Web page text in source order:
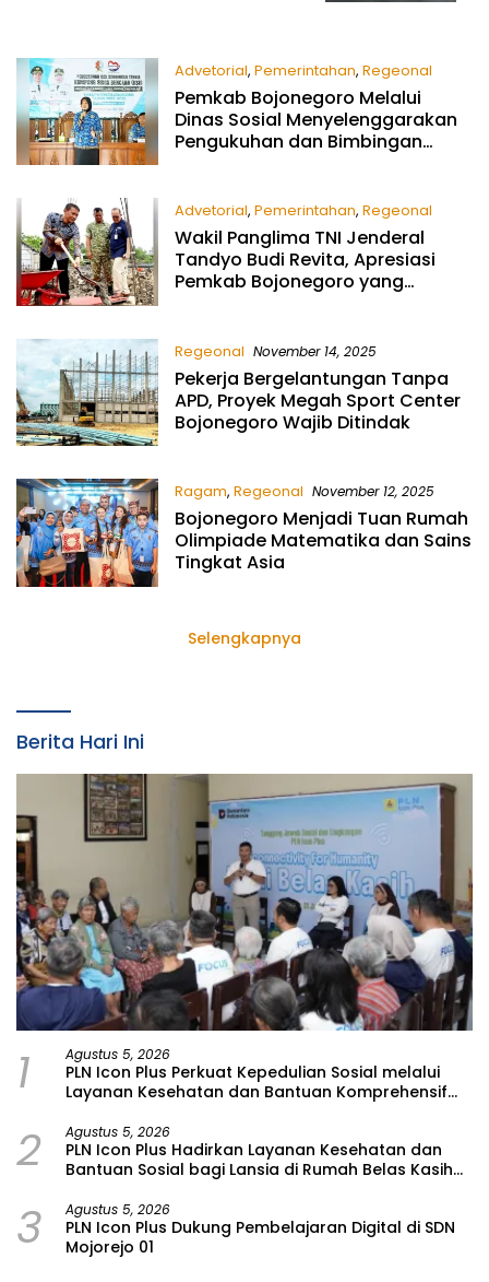
Advetorial, Pemerintahan, Regeonal
November 17, 2025
Pemkab Bojonegoro Melalui
Dinas Sosial Menyelenggarakan
Pengukuhan dan Bimbingan
Advetorial, Pemerintahan, Regeonal
November 17, 2025
Wakil Panglima TNI Jenderal
Tandyo Budi Revita, Apresiasi
Pemkab Bojonegoro yang
Terbanyak di Indonesia.
Regeonal November 14, 2025
Pekerja Bergelantungan Tanpa
APD, Proyek Megah Sport Center
Bojonegoro Wajib Ditindak
Ragam, Regeonal November 12, 2025
Bojonegoro Menjadi Tuan Rumah
Olimpiade Matematika dan Sains
Tingkat Asia
Selengkapnya
Berita Hari Ini
1 Agustus 5, 2026
PLN Icon Plus Perkuat Kepedulian Sosial melalui
Layanan Kesehatan dan Bantuan Komprehensif
2 Agustus 5, 2026
PLN Icon Plus Hadirkan Layanan Kesehatan dan
Bantuan Sosial bagi Lansia di Rumah Belas Kasih
3 Agustus 5, 2026
PLN Icon Plus Dukung Pembelajaran Digital di SDN
Mojorejo 01